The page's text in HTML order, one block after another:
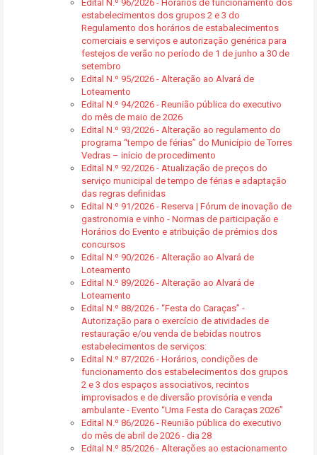
Edital N.º 96/2026 - Horários de funcionamento dos
estabelecimentos dos grupos 2 e 3 do
Regulamento dos horários de estabalecimentos
comerciais e serviços e autorização genérica para
festejos de verão no período de 1 de junho a 30 de
setembro
Edital N.º 95/2026 - Alteração ao Alvará de
Loteamento
Edital N.º 94/2026 - Reunião pública do executivo
do mês de maio de 2026
Edital N.º 93/2026 - Alteração ao regulamento do
programa “tempo de férias” do Município de Torres
Vedras – início de procedimento
Edital N.º 92/2026 - Atualização de preços do
serviço municipal de tempo de férias e adaptação
das regras definidas
Edital N.º 91/2026 - Reserva | Fórum de inovação de
gastronomia e vinho - Normas de participação e
Horários do Evento e atribuição de prémios dos
concursos
Edital N.º 90/2026 - Alteração ao Alvará de
Loteamento
Edital N.º 89/2026 - Alteração ao Alvará de
Loteamento
Edital N.º 88/2026 - “Festa do Caraças” -
Autorização para o exercício de atividades de
restauração e/ou venda de bebidas noutros
estabelecimentos de serviços:
Edital N.º 87/2026 - Horários, condições de
funcionamento dos estabelecimentos dos grupos
2 e 3 dos espaços associativos, recintos
improvisados e de diversão provisória e venda
ambulante - Evento “Uma Festa do Caraças 2026”
Edital N.º 86/2026 - Reunião pública do executivo
do mês de abril de 2026 - dia 28
Edital N.º 85/2026 - Alterações ao estacionamento